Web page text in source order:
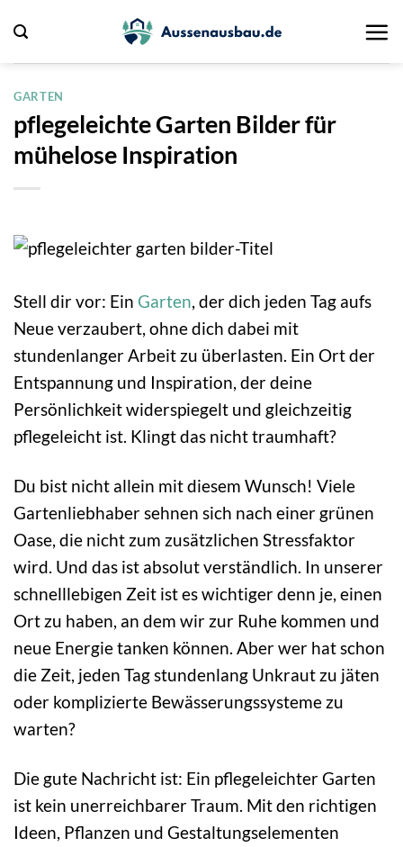
Inhalt
springen
GARTEN
pflegeleichte Garten Bilder für
mühelose Inspiration
Stell dir vor: Ein Garten, der dich jeden Tag aufs
Neue verzaubert, ohne dich dabei mit
stundenlanger Arbeit zu überlasten. Ein Ort der
Entspannung und Inspiration, der deine
Persönlichkeit widerspiegelt und gleichzeitig
pflegeleicht ist. Klingt das nicht traumhaft?
Du bist nicht allein mit diesem Wunsch! Viele
Gartenliebhaber sehnen sich nach einer grünen
Oase, die nicht zum zusätzlichen Stressfaktor
wird. Und das ist absolut verständlich. In unserer
schnelllebigen Zeit ist es wichtiger denn je, einen
Ort zu haben, an dem wir zur Ruhe kommen und
neue Energie tanken können. Aber wer hat schon
die Zeit, jeden Tag stundenlang Unkraut zu jäten
oder komplizierte Bewässerungssysteme zu
warten?
Die gute Nachricht ist: Ein pflegeleichter Garten
ist kein unerreichbarer Traum. Mit den richtigen
Ideen, Pflanzen und Gestaltungselementen